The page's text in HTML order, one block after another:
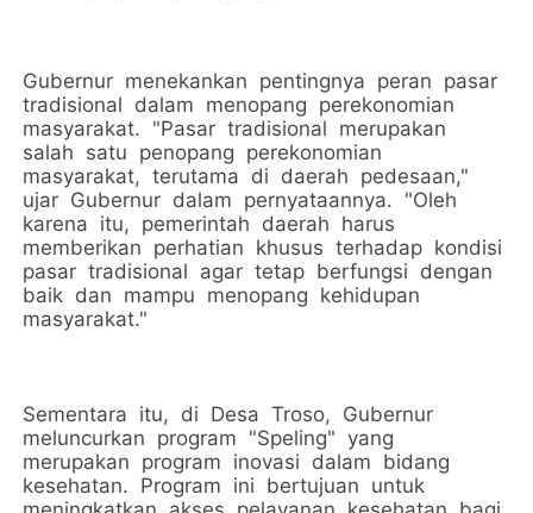
Gubernur menekankan pentingnya peran pasar
tradisional dalam menopang perekonomian
masyarakat. "Pasar tradisional merupakan
salah satu penopang perekonomian
masyarakat, terutama di daerah pedesaan,"
ujar Gubernur dalam pernyataannya. "Oleh
karena itu, pemerintah daerah harus
memberikan perhatian khusus terhadap kondisi
pasar tradisional agar tetap berfungsi dengan
baik dan mampu menopang kehidupan
masyarakat."
Sementara itu, di Desa Troso, Gubernur
meluncurkan program "Speling" yang
merupakan program inovasi dalam bidang
kesehatan. Program ini bertujuan untuk